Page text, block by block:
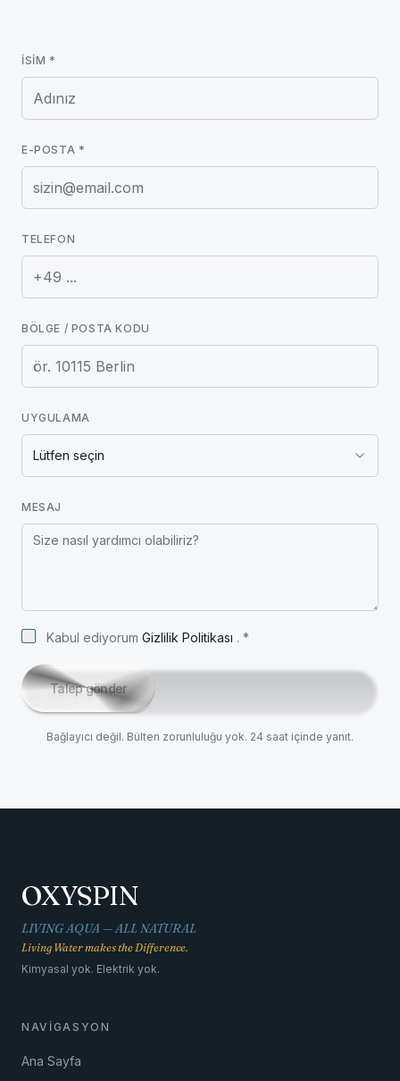
İSIM *
E-POSTA *
TELEFON
BÖLGE / POSTA KODU
UYGULAMA
Lütfen seçin
MESAJ
Kabul ediyorum Gizlilik Politikası . *
Talep gönder
Bağlayıcı değil. Bülten zorunluluğu yok. 24 saat içinde yanıt.
OXYSPIN
LIVING AQUA — ALL NATURAL
Living Water makes the Difference.
Kimyasal yok. Elektrik yok.
NAVIGASYON
Ana Sayfa